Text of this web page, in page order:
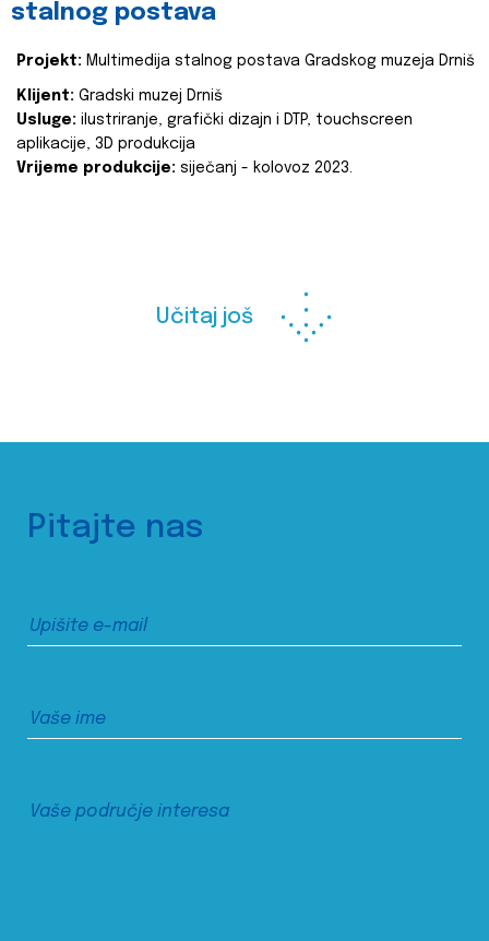
stalnog postava
Projekt: Multimedija stalnog postava Gradskog muzeja Drniš
Klijent: Gradski muzej Drniš
Usluge: ilustriranje, grafički dizajn i DTP, touchscreen
aplikacije, 3D produkcija
Vrijeme produkcije: siječanj - kolovoz 2023.
Učitaj još
Pitajte nas